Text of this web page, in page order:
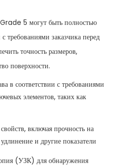
5 могут быть полностью
требованиями заказчика перед
точность размеров,
поверхности.
в соответствии с требованиями
элементов, таких как
включая прочность на
и другие показатели
(УЗК) для обнаружения